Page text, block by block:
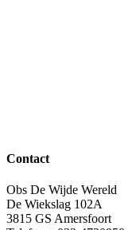
Contact
Obs De Wijde Wereld
De Wiekslag 102A
3815 GS Amersfoort